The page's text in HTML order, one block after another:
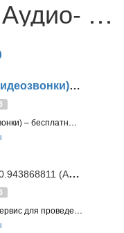
Мессенджеры. Аудио- и видеозвонки
Jami (Аудио- и видеозвонки)
Jami (Аудио- и видеозвонки) – бесплатный кроссплатформенный сервис видеоконференций, обеспечивающий зашифрованную связь и неограниченные по времени звонки и видео встречи
(Android) / 369.0 (iOS)
Google Meet – новый сервис для проведения видеоконференций, совещаний и видеозвонков, поддерживающий шифрование потока и интеграцию с сервисами G Suite